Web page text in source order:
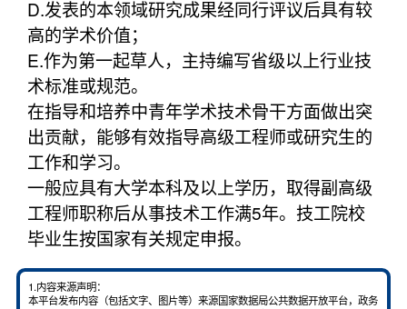
D.发表的本领域研究成果经同行评议后具有较
高的学术价值；
E.作为第一起草人，主持编写省级以上行业技
术标准或规范。
在指导和培养中青年学术技术骨干方面做出突
出贡献，能够有效指导高级工程师或研究生的
工作和学习。
一般应具有大学本科及以上学历，取得副高级
工程师职称后从事技术工作满5年。技工院校
毕业生按国家有关规定申报。
1.内容来源声明：
本平台发布内容（包括文字、图片等）来源国家数据局公共数据开放平台，政务